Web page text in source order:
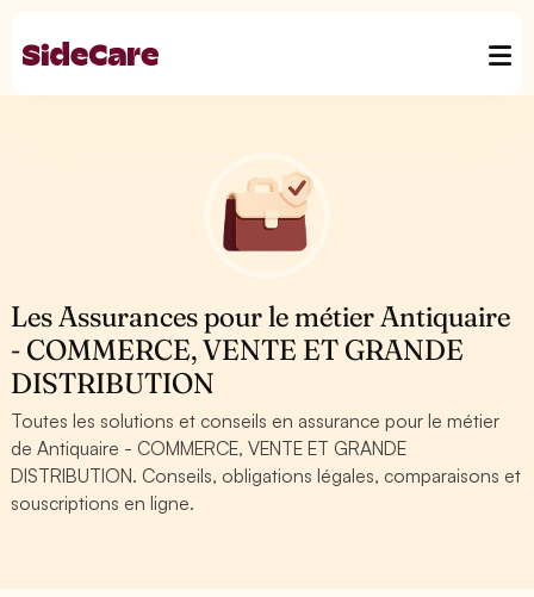
Les Assurances pour le métier Antiquaire
- COMMERCE, VENTE ET GRANDE
DISTRIBUTION
Toutes les solutions et conseils en assurance pour le métier
de Antiquaire - COMMERCE, VENTE ET GRANDE
DISTRIBUTION. Conseils, obligations légales, comparaisons et
souscriptions en ligne.